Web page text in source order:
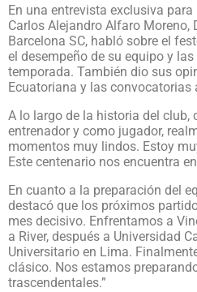
En una entrevista exclusiva
Carlos Alejandro Alfaro Moreno,
Barcelona SC, habló sobre el
el desempeño de su equipo y
temporada. También dio sus
Ecuatoriana y las convocatorias
A lo largo de la historia del club,
entrenador y como jugador,
momentos muy lindos. Estoy
Este centenario nos encuentra
En cuanto a la preparación del
destacó que los próximos
mes decisivo. Enfrentamos a
a River, después a Universidad
Universitario en Lima.
clásico. Nos estamos
trascendentales.”